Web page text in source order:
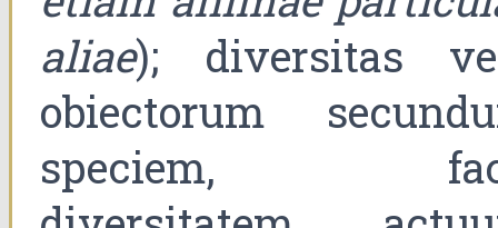
aliae); diversitas
obiectorum
speciem,